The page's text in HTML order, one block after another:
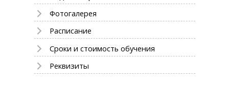
Фотогалерея
Расписание
Сроки и стоимость обучения
Реквизиты